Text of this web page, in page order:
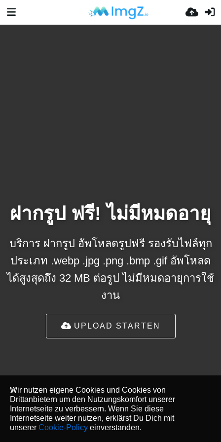
ฝากรูป ฟรี! ไม่มีหมดอายุ
บริการ ฝากรูป อัพโหลดรูปฟรี รองรับไฟล์ทุก
ประเภท .webp .jpg .png .bmp .gif อัพโหลด
ได้สูงสุดถึง 32 MB ต่อรูป ไม่มีหมดอายุการใช้
งาน
UPLOAD STARTEN
Wir nutzen eigene Cookies und Cookies von
Drittanbietern um den Nutzungskomfort unserer
Internetseite zu verbessern. Wenn Sie diese
Internetseite weiter nutzen, erklärst Du Dich mit
unserer Cookie-Policy einverstanden.